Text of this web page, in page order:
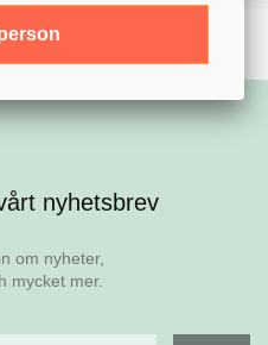
nyhetsbrev
om nyheter,
mycket mer.